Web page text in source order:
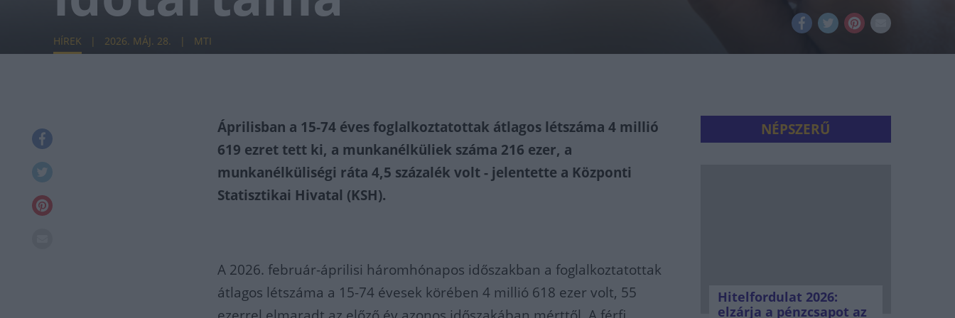
HÍREK 2026. MÁJ. 28. MTI
Áprilisban a 15-74 éves foglalkoztatottak átlagos létszáma 4 millió
619 ezret tett ki, a munkanélküliek száma 216 ezer, a
munkanélküliségi ráta 4,5 százalék volt - jelentette a Központi
Statisztikai Hivatal (KSH).
A 2026. február-áprilisi háromhónapos időszakban a foglalkoztatottak
átlagos létszáma a 15-74 évesek körében 4 millió 618 ezer volt, 55
NÉPSZERŰ
Hitelfordulat 2026:
elzárja a pénzcsapot az